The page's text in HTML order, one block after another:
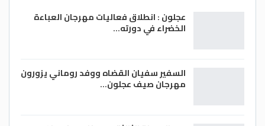
عجلون : انطلاق فعاليات مهرجان العباءة
الخضراء في دورته…
السفير سفيان القضاه ووفد روماني يزورون
مهرجان صيف عجلون…